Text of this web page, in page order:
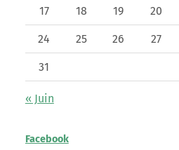
17 18 19 20
24 25 26 27
31
« Juin
Facebook